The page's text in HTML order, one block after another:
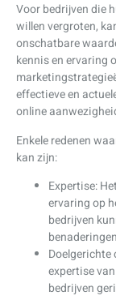
Voor bedrijven die
willen vergroten,
onschatbare
kennis en ervaring
effectieve en
online
Enkele redenen
kan zijn:
Expertise:
ervaring op
bedrijven
Doelgerichte
expertise
bedrijven